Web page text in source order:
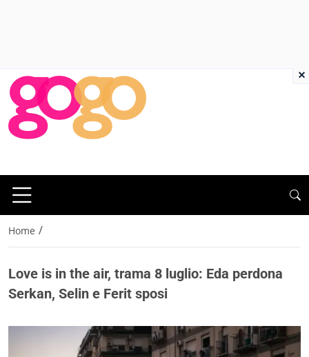
Home /
Love is in the air, trama 8 luglio: Eda perdona
Serkan, Selin e Ferit sposi
×